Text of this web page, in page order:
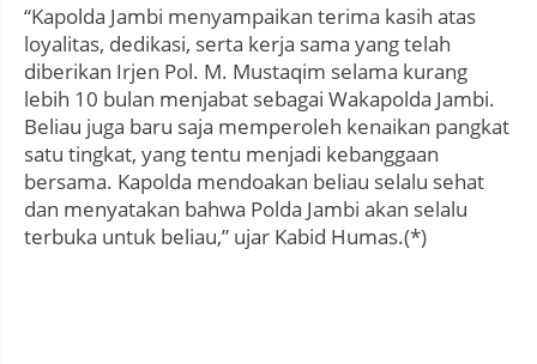
“Kapolda Jambi menyampaikan terima kasih atas
loyalitas, dedikasi, serta kerja sama yang telah
diberikan Irjen Pol. M. Mustaqim selama kurang
lebih 10 bulan menjabat sebagai Wakapolda Jambi.
Beliau juga baru saja memperoleh kenaikan pangkat
satu tingkat, yang tentu menjadi kebanggaan
bersama. Kapolda mendoakan beliau selalu sehat
dan menyatakan bahwa Polda Jambi akan selalu
terbuka untuk beliau,” ujar Kabid Humas.(*)